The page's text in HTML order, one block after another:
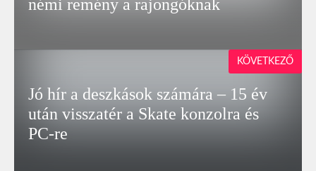
némi remény a rajongóknak
Jó hír a deszkások számára – 15 év
után visszatér a Skate konzolra és
PC-re
KÖVETKEZŐ